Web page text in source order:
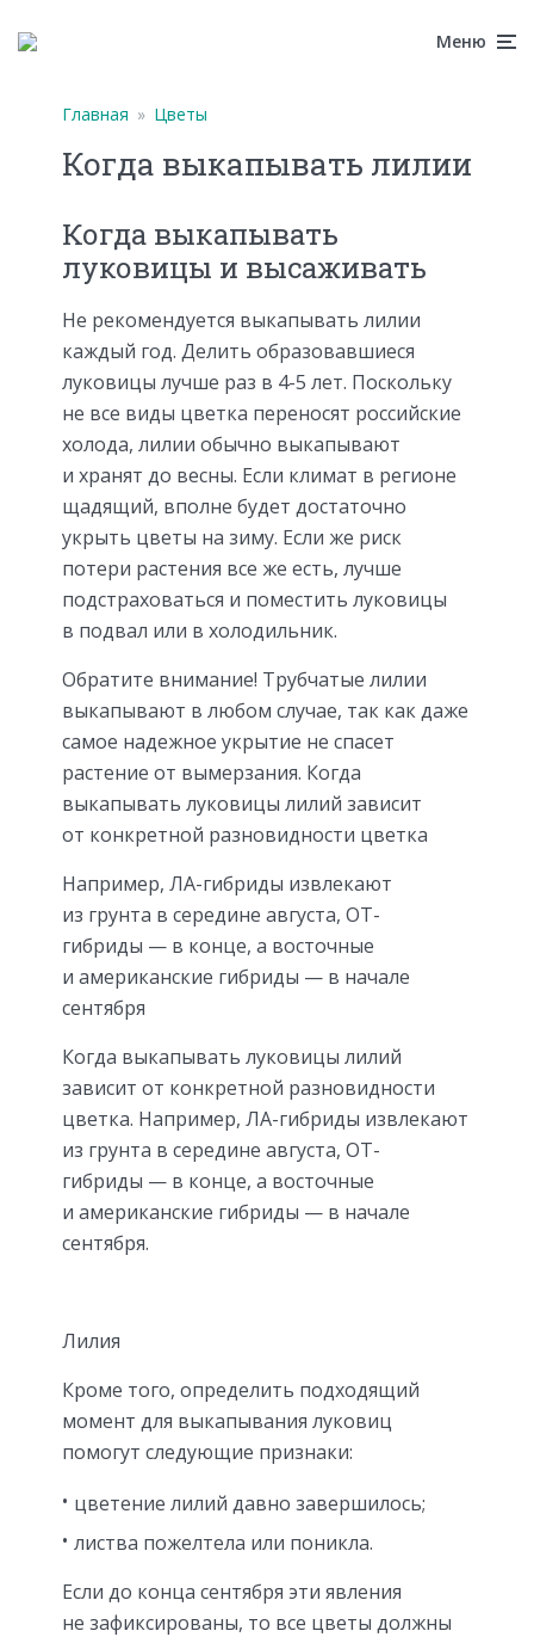
Меню
Главная » Цветы
Когда выкапывать лилии
Когда выкапывать
луковицы и высаживать
Не рекомендуется выкапывать лилии
каждый год. Делить образовавшиеся
луковицы лучше раз в 4-5 лет. Поскольку
не все виды цветка переносят российские
холода, лилии обычно выкапывают
и хранят до весны. Если климат в регионе
щадящий, вполне будет достаточно
укрыть цветы на зиму. Если же риск
потери растения все же есть, лучше
подстраховаться и поместить луковицы
в подвал или в холодильник.
Обратите внимание! Трубчатые лилии
выкапывают в любом случае, так как даже
самое надежное укрытие не спасет
растение от вымерзания. Когда
выкапывать луковицы лилий зависит
от конкретной разновидности цветка
Например, ЛА-гибриды извлекают
из грунта в середине августа, ОТ-
гибриды — в конце, а восточные
и американские гибриды — в начале
сентября
Когда выкапывать луковицы лилий
зависит от конкретной разновидности
цветка. Например, ЛА-гибриды извлекают
из грунта в середине августа, ОТ-
гибриды — в конце, а восточные
и американские гибриды — в начале
сентября.
Лилия
Кроме того, определить подходящий
момент для выкапывания луковиц
помогут следующие признаки:
цветение лилий давно завершилось;
листва пожелтела или поникла.
Если до конца сентября эти явления
не зафиксированы, то все цветы должны